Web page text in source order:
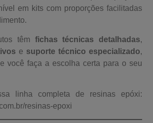
em kits com proporções facilitadas
têm fichas técnicas detalhadas,
e suporte técnico especializado,
você faça a escolha certa para o seu
linha completa de resinas epóxi:
resinas-epoxi